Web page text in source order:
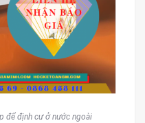
để định cư ở nước ngoài